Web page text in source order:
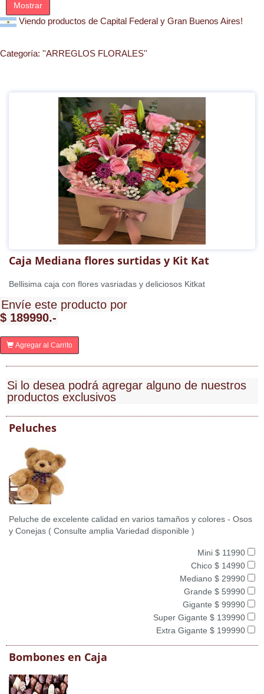
Mostrar
Viendo productos de Capital Federal y Gran Buenos Aires!
Categoría: ''ARREGLOS FLORALES''
Caja Mediana flores surtidas y Kit Kat
Bellisima caja con flores vasriadas y deliciosos Kitkat
Envíe este producto por
$ 189990.-
Agregar al Carrito
Si lo desea podrá agregar alguno de nuestros
productos exclusivos
Peluches
Peluche de excelente calidad en varios tamaños y colores - Osos
y Conejas ( Consulte amplia Variedad disponible )
Mini $ 11990
Chico $ 14990
Mediano $ 29990
Grande $ 59990
Gigante $ 99990
Super Gigante $ 139990
Extra Gigante $ 199990
Bombones en Caja